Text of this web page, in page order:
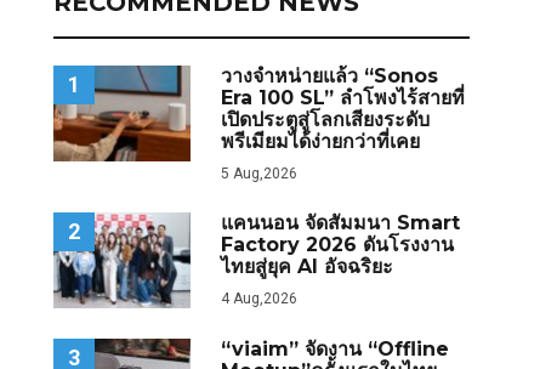
1
วางจำหน่ายแล้ว “Sonos
Era 100 SL” ลำโพงไร้สายที่
เปิดประตูสู่โลกเสียงระดับ
พรีเมียมได้ง่ายกว่าที่เคย
5 Aug,2026
2
แคนนอน จัดสัมมนา Smart
Factory 2026 ดันโรงงาน
ไทยสู่ยุค AI อัจฉริยะ
4 Aug,2026
3
“viaim” จัดงาน “Offline